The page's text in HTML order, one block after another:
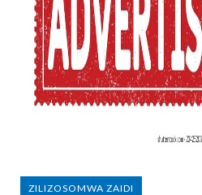
ZILIZOSOMWA ZAIDI